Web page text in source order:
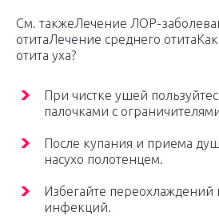
См. такжеЛечение ЛОР-
отитаЛечение среднего
отита уха?
При чистке ушей
палочками с
После купания и приема
насухо полотенцем.
Избегайте переохлаждений
инфекций.